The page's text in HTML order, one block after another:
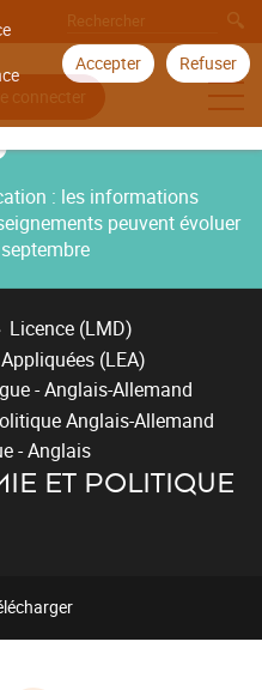
Accepter Refuser
connecter
: les informations
peuvent évoluer
Licence (LMD)
(LEA)
- Anglais-Allemand
Anglais-Allemand
- Anglais
ET POLITIQUE